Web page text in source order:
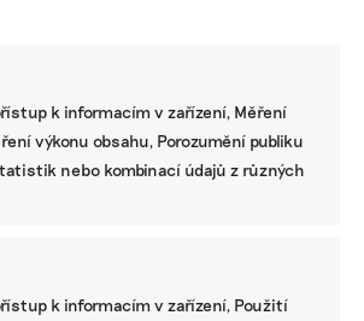
k informacím v zařízení, Měření
výkonu obsahu, Porozumění publiku
nebo kombinací údajů z různých
k informacím v zařízení, Použití
jak řídit firmu do budoucna a zvyšovat
hodnotu, říká expertka